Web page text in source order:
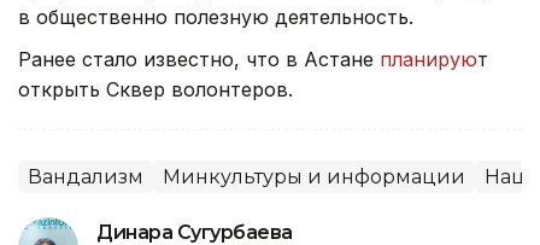
в общественно полезную деятельность.
Ранее стало известно, что в Астане планируют
открыть Сквер волонтеров.
Вандализм Минкультуры и информации
Динара Сугурбаева